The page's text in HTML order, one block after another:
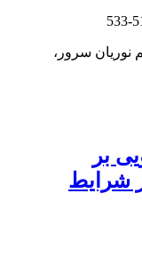
نوریان سرور،
بر
شرایط